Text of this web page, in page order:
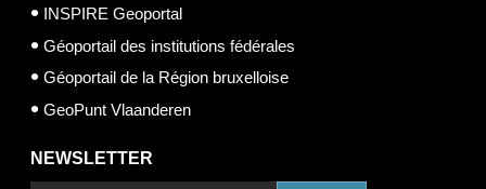
INSPIRE Geoportal
Géoportail des institutions fédérales
Géoportail de la Région bruxelloise
GeoPunt Vlaanderen
NEWSLETTER